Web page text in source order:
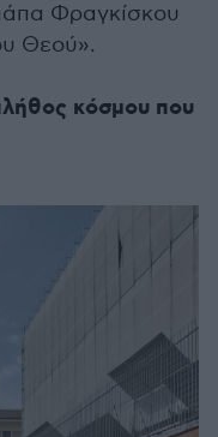
Φραγκίσκου
Θεού».
κόσμου που